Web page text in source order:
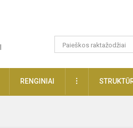
RENGINIAI DAUGIAU